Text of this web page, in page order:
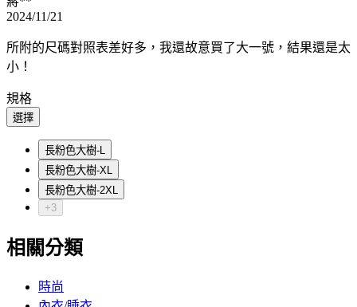
2024/11/21
所附的尺碼對照表差好多，我還故意買了大一號，結果還是太
小！
規格
選擇
長粉色大樹-L
長粉色大樹-XL
長粉色大樹-2XL
+3
相關分類
時尚